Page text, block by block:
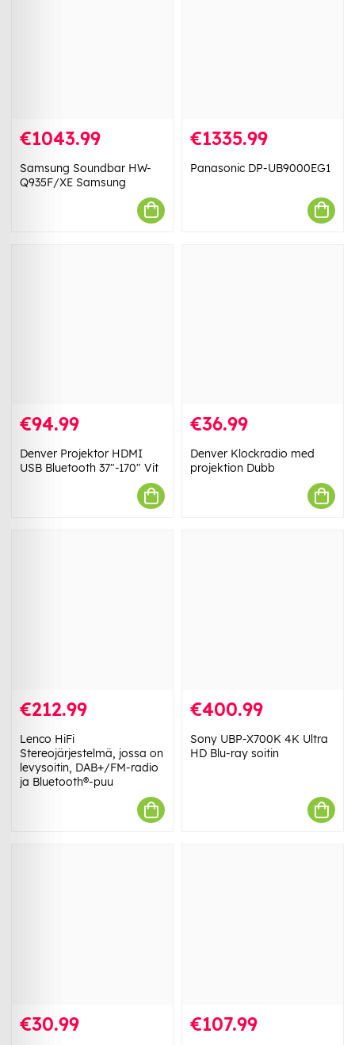
€1043.99
Samsung Soundbar HW-
Q935F/XE Samsung
€1335.99
Panasonic DP-UB9000EG1
€94.99
Denver Projektor HDMI
USB Bluetooth 37"-170" Vit
€36.99
Denver Klockradio med
projektion Dubb
€212.99
Lenco HiFi
Stereojärjestelmä, jossa on
levysoitin, DAB+/FM-radio
ja Bluetooth®-puu
€400.99
Sony UBP-X700K 4K Ultra
HD Blu-ray soitin
€30.99 €107.99